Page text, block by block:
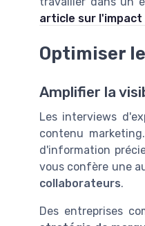
article sur
Optimiser
Amplifier la
Les interviews
contenu
d'information
vous confère une
collaborateurs.
Des entreprises